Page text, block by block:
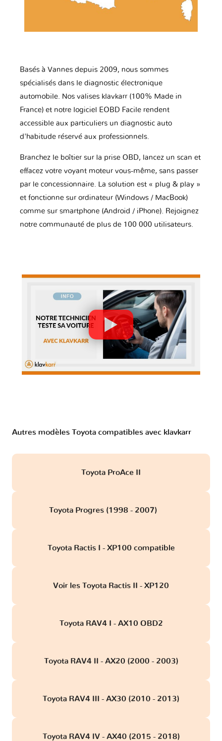
Basés à Vannes depuis 2009, nous sommes
spécialisés dans le diagnostic électronique
automobile. Nos valises klavkarr (100% Made in
France) et notre logiciel EOBD Facile rendent
accessible aux particuliers un diagnostic auto
d'habitude réservé aux professionnels.
Branchez le boîtier sur la prise OBD, lancez un scan et
effacez votre voyant moteur vous-même, sans passer
par le concessionnaire. La solution est « plug & play »
et fonctionne sur ordinateur (Windows / MacBook)
comme sur smartphone (Android / iPhone). Rejoignez
notre communauté de plus de 100 000 utilisateurs.
Autres modèles Toyota compatibles avec klavkarr
Toyota ProAce II
Toyota Progres (1998 - 2007)
Toyota Ractis I - XP100 compatible
Voir les Toyota Ractis II - XP120
Toyota RAV4 I - AX10 OBD2
Toyota RAV4 II - AX20 (2000 - 2003)
Toyota RAV4 III - AX30 (2010 - 2013)
Toyota RAV4 IV - AX40 (2015 - 2018)